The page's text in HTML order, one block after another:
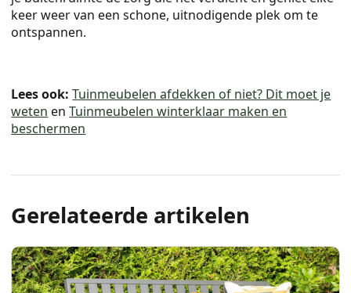
keer weer van een schone, uitnodigende plek om te
ontspannen.
Lees ook: Tuinmeubelen afdekken of niet? Dit moet je
weten enTuinmeubelen winterklaar maken en
beschermen
Gerelateerde artikelen